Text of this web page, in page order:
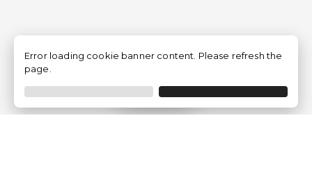
Filtro
Error loading cookie banner content. Please refresh the
page.